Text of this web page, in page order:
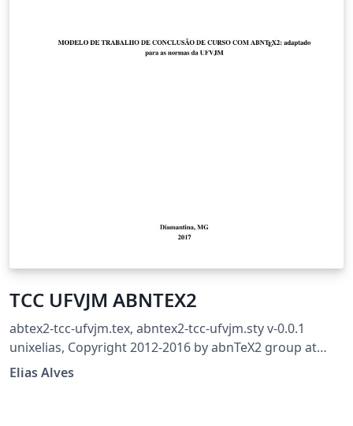
TCC UFVJM ABNTEX2
abtex2-tcc-ufvjm.tex, abntex2-tcc-ufvjm.sty v-0.0.1
unixelias, Copyright 2012-2016 by abnTeX2 group at
http://www.abntex.net.br/ Revisão para adequação ao
Elias Alves